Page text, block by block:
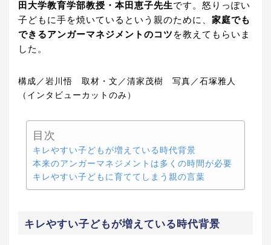
田大学教育学部教授・本田恵子先生です。怒りっぽい
子どもに手を焼いているという親のために、 家庭でも
できるアンガーマネジメントのコツ を教えてもらいま
した。
構成／岩川悟 取材・文／清家茂樹 写真／石塚雅人
（インタビューカットのみ）
目次
キレやすい子どもが増えている時代背景
本来のアンガーマネジメントは多くの時間が必要
キレやすい子どもに育ててしまう親の言葉
キレやすい子どもが増えている時代背景